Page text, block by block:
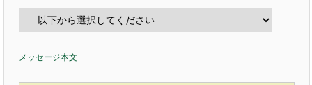
メッセージ本文